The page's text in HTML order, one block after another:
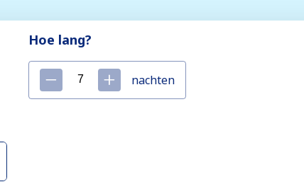
Hoe lang?
nachten